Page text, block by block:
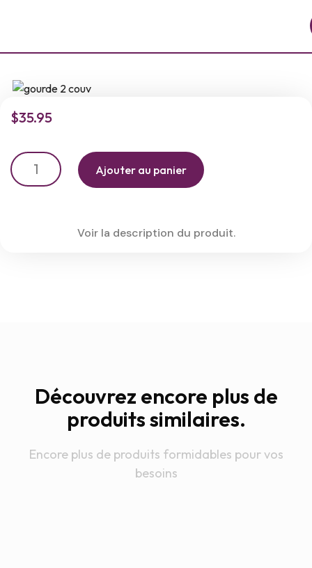
$35.95
Ajouter au panier
Voir la description du produit.
Découvrez encore plus de
produits similaires.
Encore plus de produits formidables pour vos
besoins